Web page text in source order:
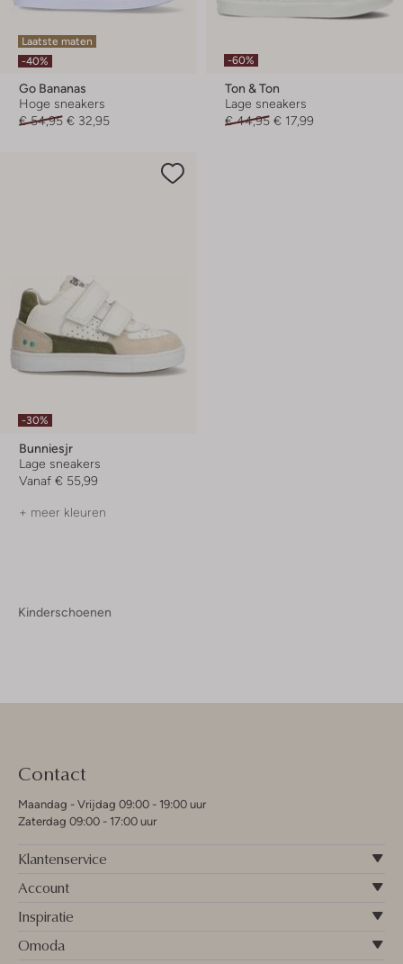
Laatste maten
-40%
Go Bananas
Hoge sneakers
€ 54,95 € 32,95
-60%
Ton & Ton
Lage sneakers
€ 44,95 € 17,99
-30%
Bunniesjr
Lage sneakers
Vanaf € 55,99
+ meer kleuren
Kinderschoenen
Contact
Maandag - Vrijdag 09:00 - 19:00 uur
Zaterdag 09:00 - 17:00 uur
Klantenservice
Account
Inspiratie
Omoda